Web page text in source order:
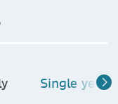
Single year